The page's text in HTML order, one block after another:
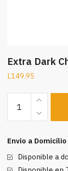
Extra Dark
L149.95
Dark
Chocolate
Guittard
11.5
oz
Envio a
Disponible a